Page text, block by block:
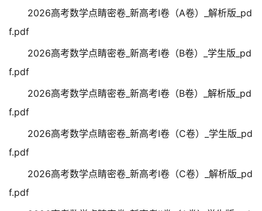
2026高考数学点睛密卷_新高考Ⅰ卷（A卷）_解析版_pd
f.pdf
2026高考数学点睛密卷_新高考Ⅰ卷（B卷）_学生版_pd
f.pdf
2026高考数学点睛密卷_新高考Ⅰ卷（B卷）_解析版_pd
f.pdf
2026高考数学点睛密卷_新高考Ⅰ卷（C卷）_学生版_pd
f.pdf
2026高考数学点睛密卷_新高考Ⅰ卷（C卷）_解析版_pd
f.pdf